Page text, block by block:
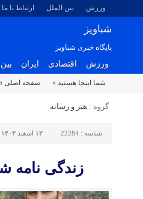
ورزش بین الملل ارتباط با ما
شباویز
پایگاه خبری شباویز
ورزش اقتصادی ایران
شما اینجا هستید » صفحه اصلی
گروه : هنر و رسانه
شناسه : 22284 ۱۳ اسفند ۱۴۰۳ - ۲۱:۵۴
زندگی نامه